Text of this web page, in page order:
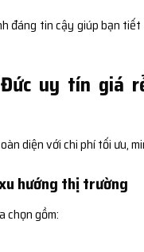
đáng tin cậy giúp bạn
uy tín giá
diện với chi phí tối ưu,
hướng thị trường
chọn gồm: